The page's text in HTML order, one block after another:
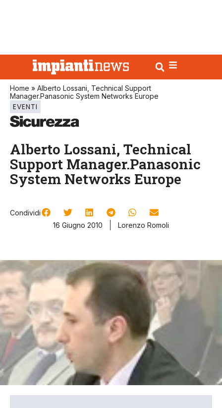
Home » Alberto Lossani, Technical Support
Manager.Panasonic System Networks Europe
EVENTI
Alberto Lossani, Technical
Support Manager.Panasonic
System Networks Europe
Condividi
16 Giugno 2010
Lorenzo Romoli